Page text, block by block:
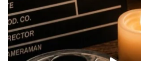
07/carmina-historia-
espana-testimoni...
Foto
View on Facebook · Share